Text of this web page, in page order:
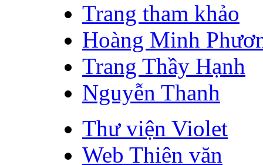
Trang tham khảo
Hoàng Minh
Trang Thầy Hạnh
Nguyễn Thanh
Thư viện Violet
Web Thiên văn